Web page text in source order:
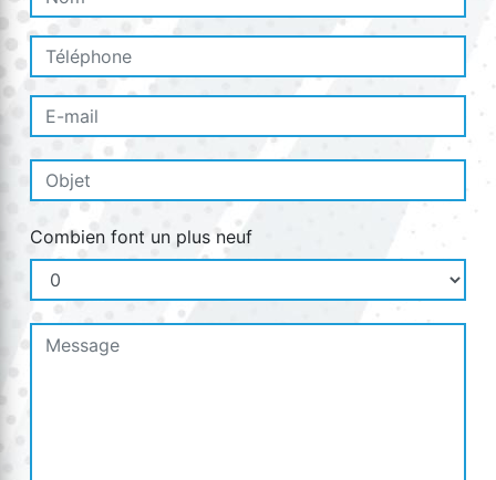
Combien font un plus neuf